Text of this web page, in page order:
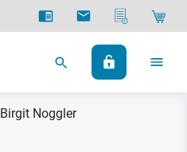
Birgit Noggler